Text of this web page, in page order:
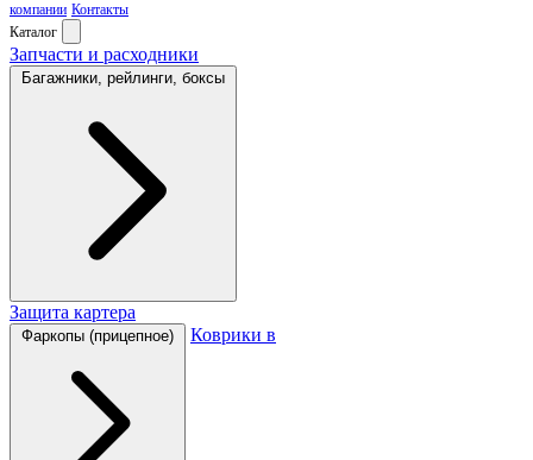
компании Контакты
Каталог
Запчасти и расходники
Багажники, рейлинги, боксы
Защита картера
Фаркопы (прицепное) Коврики в